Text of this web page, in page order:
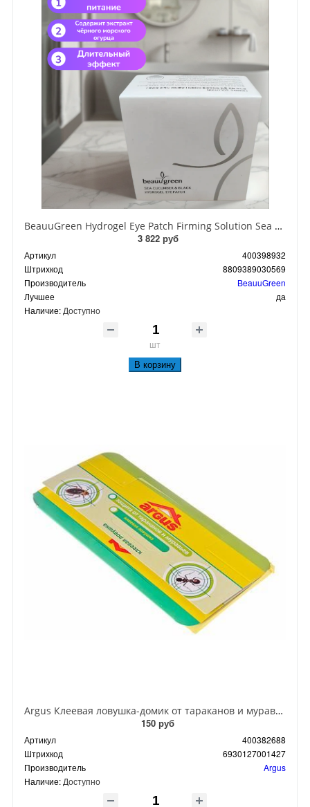
BeauuGreen Hydrogel Eye Patch Firming Solution Sea Cocumber & Black Гидрогелевые патчи для кожи вокруг глаз с экстрактом черного морского огурца 60 шт 90 гр
3 822 руб
Артикул
400398932
Штрихкод
8809389030569
Производитель
BeauuGreen
Лучшее
да
Наличие: Доступно
шт
В корзину
Argus Клеевая ловушка-домик от тараканов и муравьев
150 руб
Артикул
400382688
Штрихкод
6930127001427
Производитель
Argus
Наличие: Доступно